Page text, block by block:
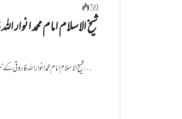
59
شیخ الاسلام امام محمد انوار
شیخ الاسلام امام محمد انوار اللہ فاروقی کے ننھیالی جد حضرت شاہ محمد رفیع الدین قندہاری نام ونسب:۔ آپ کا…